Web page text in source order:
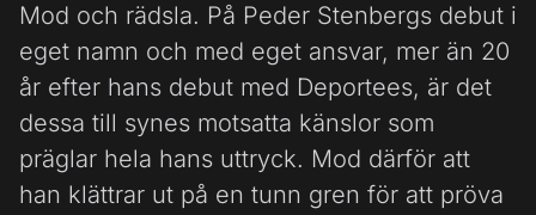
Mod och rädsla. På Peder Stenbergs debut i
eget namn och med eget ansvar, mer än 20
år efter hans debut med Deportees, är det
dessa till synes motsatta känslor som
präglar hela hans uttryck. Mod därför att
han klättrar ut på en tunn gren för att pröva